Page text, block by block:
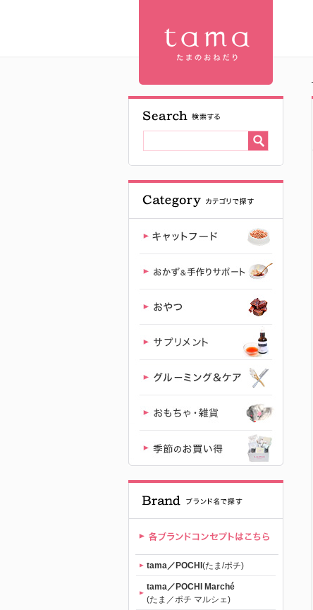
J&C イワシ
花削り 20g |
プレミアム
キャットフ
ード専門店
「たまのお
ねだり
（tama）」
公式サイト |
【公式】プ
レミアムキ
ャットフー
ド専門店
「たまのお
ねだり
tama／POCHI (たま/ポチ)
tama／POCHI Marché
(たま／ポチ マルシェ)